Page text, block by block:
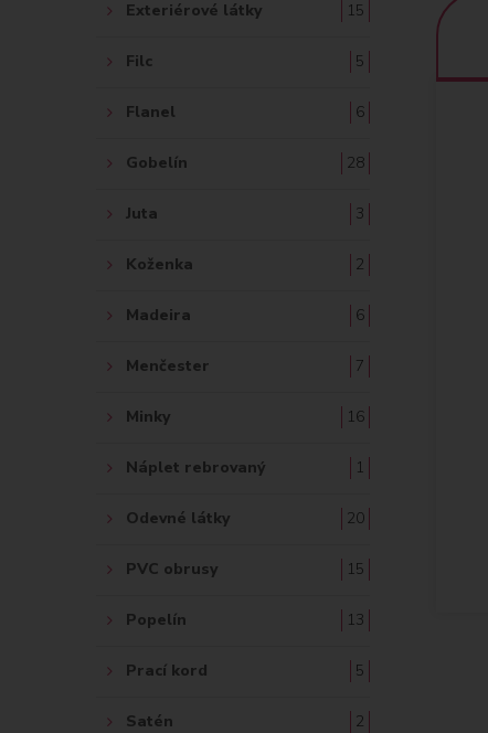
Exteriérové látky 15
Filc 5
Flanel 6
Gobelín 28
Juta 3
Koženka 2
Madeira 6
Menčester 7
Minky 16
Náplet rebrovaný 1
Odevné látky 20
PVC obrusy 15
Popelín 13
Prací kord 5
Satén 2